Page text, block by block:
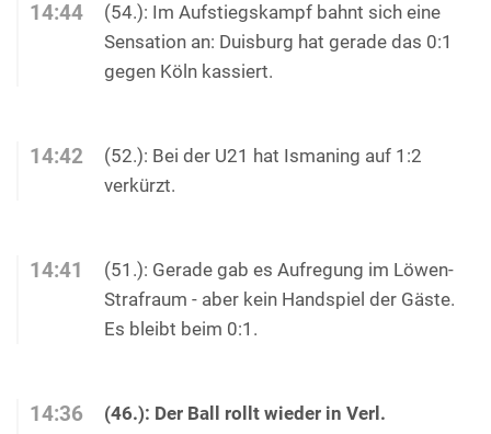
14:44
(54.): Im Aufstiegskampf bahnt sich eine
Sensation an: Duisburg hat gerade das 0:1
gegen Köln kassiert.
14:42
(52.): Bei der U21 hat Ismaning auf 1:2
verkürzt.
14:41
(51.): Gerade gab es Aufregung im Löwen-
Strafraum - aber kein Handspiel der Gäste.
Es bleibt beim 0:1.
14:36 (46.): Der Ball rollt wieder in Verl.